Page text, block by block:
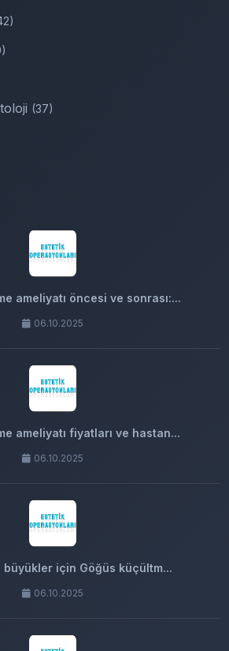
(37)
ameliyatı öncesi ve sonrası:...
06.10.2025
ameliyatı fiyatları ve hastan...
06.10.2025
büyükler için Göğüs küçültm...
06.10.2025